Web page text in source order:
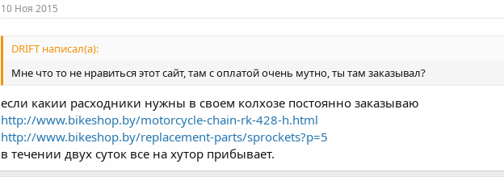
10 Ноя 2015
DRIFT написал(а):
Мне что то не нравиться этот сайт, там с оплатой очень мутно, ты там заказывал?
если какии расходники нужны в своем колхозе постоянно заказываю
http://www.bikeshop.by/motorcycle-chain-rk-428-h.html
http://www.bikeshop.by/replacement-parts/sprockets?p=5
в течении двух суток все на хутор прибывает.